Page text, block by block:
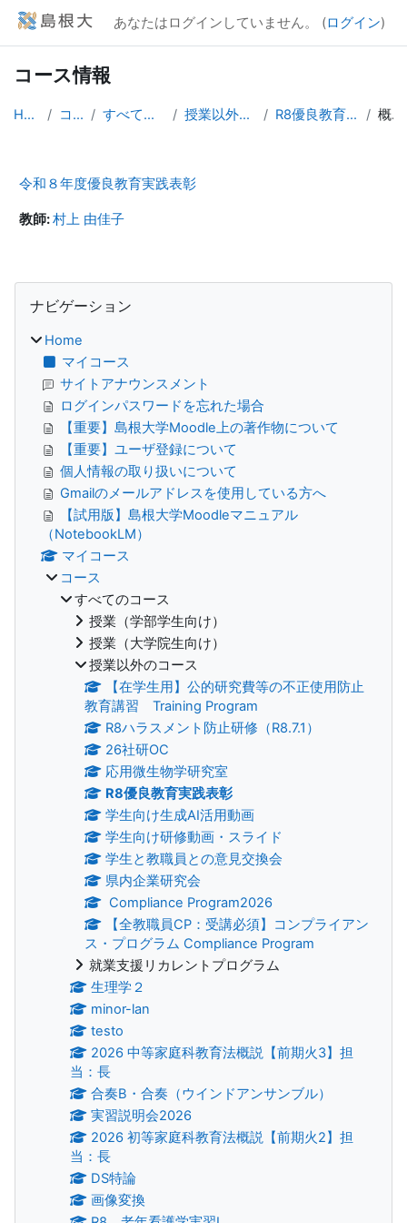
メインコンテンツへスキップする
あなたはログインしていません。 (ログイン)
コース情報
Home コース すべてのコース 授業以外のコース R8優良教育実践表彰 概要
令和８年度優良教育実践表彰
教師:村上 由佳子
ブロック
ナビゲーション
Home
マイコース
サイトアナウンスメント
ログインパスワードを忘れた場合
【重要】島根大学Moodle上の著作物について
【重要】ユーザ登録について
個人情報の取り扱いについて
Gmailのメールアドレスを使用している方へ
【試用版】島根大学Moodleマニュアル
（NotebookLM）
マイコース
コース
すべてのコース
授業（学部学生向け）
授業（大学院生向け）
授業以外のコース
【在学生用】公的研究費等の不正使用防止
教育講習 Training Program
R8ハラスメント防止研修（R8.7.1）
26社研OC
応用微生物学研究室
R8優良教育実践表彰
学生向け生成AI活用動画
学生向け研修動画・スライド
学生と教職員との意見交換会
県内企業研究会
Compliance Program2026
【全教職員CP：受講必須】コンプライアン
ス・プログラム Compliance Program
就業支援リカレントプログラム
生理学２
minor-lan
testo
2026 中等家庭科教育法概説【前期火3】担
当：長
合奏B・合奏（ウインドアンサンブル）
実習説明会2026
2026 初等家庭科教育法概説【前期火2】担
当：長
DS特論
画像変換